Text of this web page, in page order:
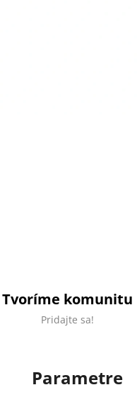
Tvoríme komunitu
Pridajte sa!
Parametre